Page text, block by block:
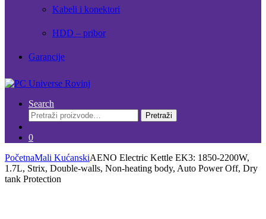
Kabeli i konektori
HDD – pribor
Garancije
Search
Pretraži:
Pretraži
0
PočetnaMali KućanskiAENO Electric Kettle EK3: 1850-2200W,
1.7L, Strix, Double-walls, Non-heating body, Auto Power Off, Dry
tank Protection